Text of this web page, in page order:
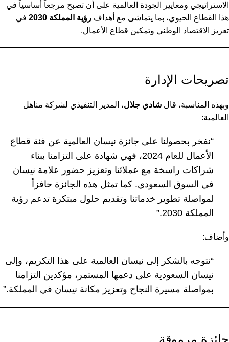
الاستراتيجي ومعايير الجودة العالمية على أن تصبح مرجعاً أساسياً في
هذا القطاع الحيوي، بما يتماشى مع أهداف رؤية المملكة 2030
في
تعزيز الاقتصاد الوطني وتمكين قطاع الأعمال.
تصريحات الإدارة
وبهذه المناسبة، قال شادي جلال، المدير التنفيذي لشركة مناهل
العالمية:
“نفخر بحصولنا على جائزة نيسان العالمية عن فئة قطاع
الأعمال للعام 2024، فهي شهادة على التزامنا ببناء
شراكات راسخة مع عملائنا وتعزيز حضور علامة نيسان
في السوق السعودي. كما تمثل هذه الجائزة حافزاً
لمواصلة تطوير خدماتنا وتقديم حلول مبتكرة تدعم رؤية
المملكة 2030.”
وأضاف:
“نتوجه بالشكر إلى نيسان العالمية على هذا التكريم، وإلى
نيسان السعودية على دعمها المستمر، مؤكدين التزامنا
بمواصلة مسيرة النجاح وتعزيز مكانة نيسان في المملكة.”
جائزة مرموقة